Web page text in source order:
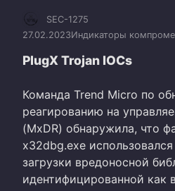
SEC-1275
27.02.2023Индикаторы
PlugX Trojan IOCs
Команда Trend Micro по
реагированию на
(MxDR) обнаружила, что
x32dbg.exe
загрузки вредоносной
идентифицированной как